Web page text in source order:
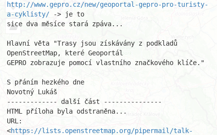
http://www.gepro.cz/new/geoportal-gepro-pro-turisty-
a-cyklisty/ -> je to
sice dva měsíce stará zpáva...
Hlavní věta "Trasy jsou získávány z podkladů
OpenStreetMap, které Geoportál
GEPRO zobrazuje pomocí vlastního značkového klíče."
S přáním hezkého dne
Novotný Lukáš
------------- další část ---------------
HTML příloha byla odstraněna...
URL:
<https://lists.openstreetmap.org/pipermail/talk-